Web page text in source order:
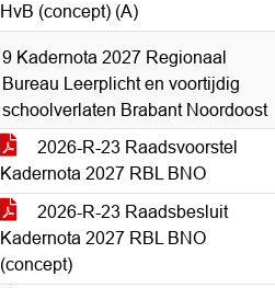
HvB (concept) (A)
9 Kadernota 2027 Regionaal
Bureau Leerplicht en voortijdig
schoolverlaten Brabant Noordoost
2026-R-23 Raadsvoorstel
Kadernota 2027 RBL BNO
2026-R-23 Raadsbesluit
Kadernota 2027 RBL BNO
(concept)